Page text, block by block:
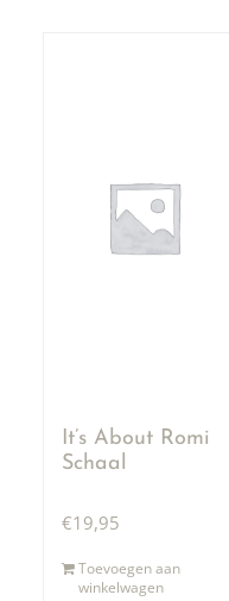
It’s About Romi
Schaal
€19,95
Toevoegen aan
winkelwagen